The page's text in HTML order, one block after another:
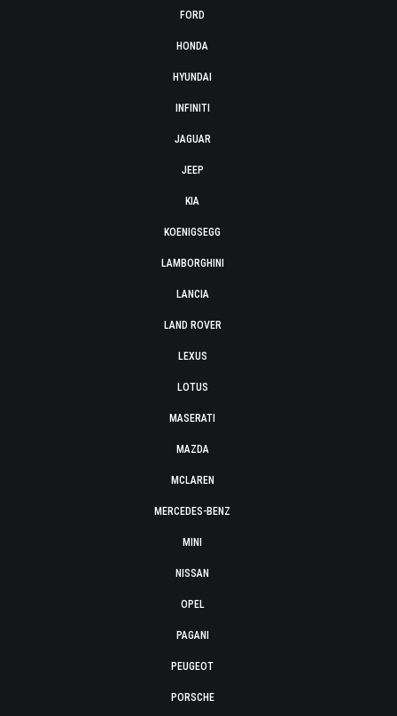
FORD
HONDA
HYUNDAI
INFINITI
JAGUAR
JEEP
KIA
KOENIGSEGG
LAMBORGHINI
LANCIA
LAND ROVER
LEXUS
LOTUS
MASERATI
MAZDA
MCLAREN
MERCEDES-BENZ
MINI
NISSAN
OPEL
PAGANI
PEUGEOT
PORSCHE